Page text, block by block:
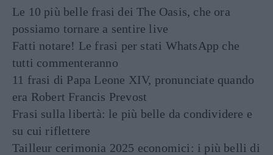
Le 10 più belle frasi dei The Oasis, che ora
possiamo tornare a sentire live
Fatti notare! Le frasi per stati WhatsApp che
tutti commenteranno
11 frasi di Papa Leone XIV, pronunciate quando
era Robert Francis Prevost
Frasi sulla libertà: le più belle da condividere e
su cui riflettere
Tailleur cerimonia 2025 economici: i più belli di